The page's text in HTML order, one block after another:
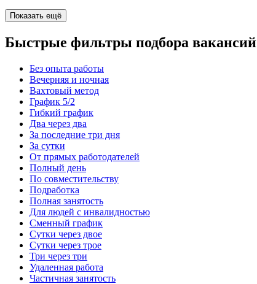
Показать ещё
Быстрые фильтры подбора вакансий
Без опыта работы
Вечерняя и ночная
Вахтовый метод
График 5/2
Гибкий график
Два через два
За последние три дня
За сутки
От прямых работодателей
Полный день
По совместительству
Подработка
Полная занятость
Для людей с инвалидностью
Сменный график
Сутки через двое
Сутки через трое
Три через три
Удаленная работа
Частичная занятость